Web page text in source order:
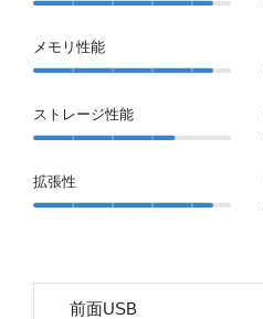
メモリ性能
ストレージ性能
拡張性
前面USB